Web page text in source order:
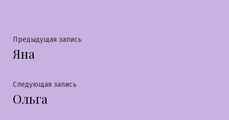
Навигация
по
записям
Предыдущая запись
Яна
Следующая запись
Ольга